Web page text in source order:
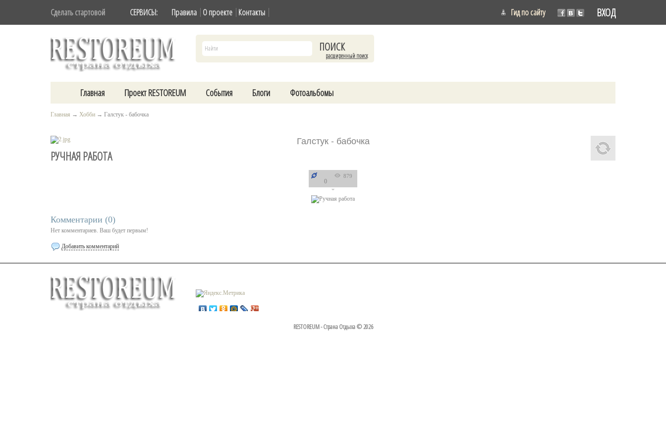
Сделать стартовой ВХОД
Гид по сайту
СЕРВИСЫ: Правила О проекте Контакты
расширенный поиск
Главная Проект RESTOREUM События Блоги Фотоальбомы
Главная → Хобби → Галстук - бабочка
Галстук - бабочка
РУЧНАЯ РАБОТА
0
879
Комментарии (0)
Нет комментариев. Ваш будет первым!
Добавить комментарий
RESTOREUM - Страна Отдыха © 2026